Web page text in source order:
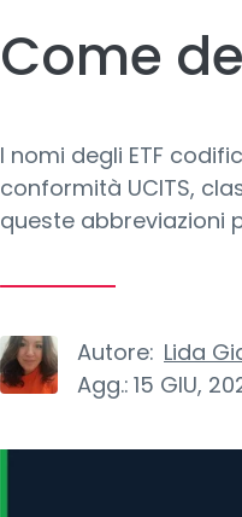
Come
I nomi degli ETF
conformità UCITS,
queste abbreviazioni
Autore: Lida
Agg.: 15 GIU,